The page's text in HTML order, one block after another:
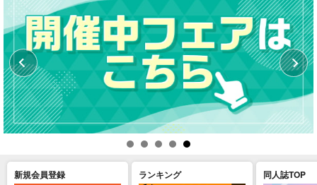
新規会員登録 ランキング 同人誌TOP